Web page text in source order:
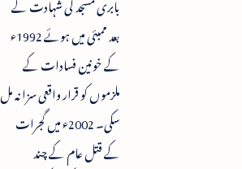
بعد ممبئی میں ہوئے 1992ء
کے خونین فسادات کے
ملزموں کو قرار واقعی سزا نہ مل
سکی۔ 2002ء میں گجرات
کے قتل عام کے چند